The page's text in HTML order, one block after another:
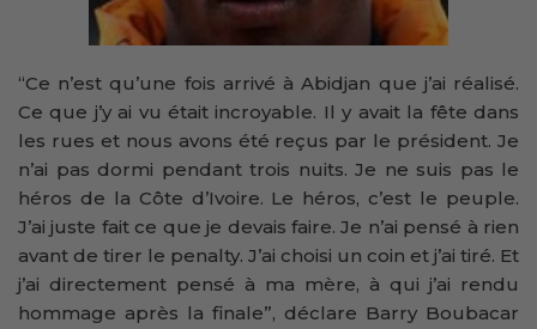
“Ce n’est qu’une fois arrivé à Abidjan que j’ai réalisé.
Ce que j’y ai vu était incroyable. Il y avait la fête dans
les rues et nous avons été reçus par le président. Je
n’ai pas dormi pendant trois nuits. Je ne suis pas le
héros de la Côte d’Ivoire. Le héros, c’est le peuple.
J’ai juste fait ce que je devais faire. Je n’ai pensé à rien
avant de tirer le penalty. J’ai choisi un coin et j’ai tiré. Et
j’ai directement pensé à ma mère, à qui j’ai rendu
hommage après la finale”, déclare Barry Boubacar